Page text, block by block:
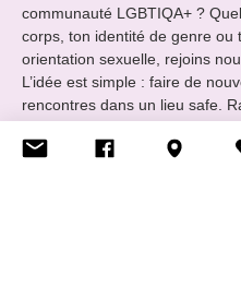
communauté LGBTIQA+ ?
corps, ton identité de genre ou
orientation sexuelle, rejoins
L’idée est simple : faire de
rencontres dans un lieu safe.
EveryBody Welcome !!